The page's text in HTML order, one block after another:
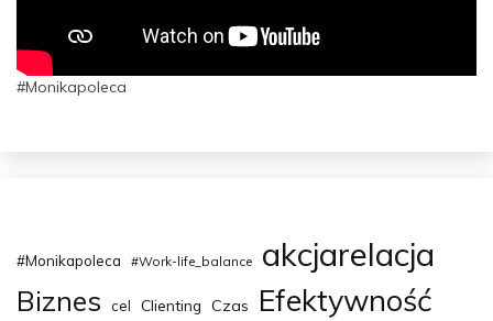
#Monikapoleca
#Monikapoleca #Work-life_balance akcjarelacja
Biznes cel Clienting Czas Efektywność